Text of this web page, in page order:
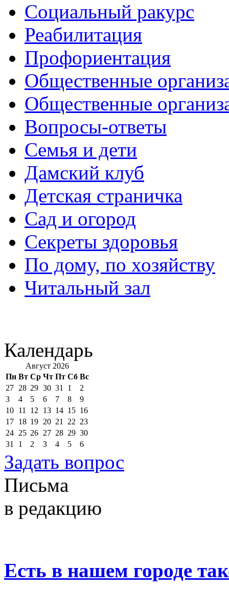
Социальный ракурс
Реабилитация
Профориентация
Общественные
Общественные
Вопросы-ответы
Семья и дети
Дамский клуб
Детская страничка
Сад и огород
Секреты здоровья
По дому, по хозяйству
Читальный зал
Календарь
Август 2026
Пн Вт Ср Чт Пт Сб Вс
27 28 29 30 31 1
2
3
4 5 6 7 8
9
10 11 12 13 14 15 16
17 18 19 20 21 22 23
24 25 26 27 28 29 30
31
1 2 3 4 5 6
Задать вопрос
Письма
в редакцию
Есть в нашем городе